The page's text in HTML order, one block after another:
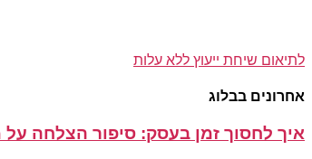
לתיאום שיחת ייעוץ ללא עלות
אחרונים בבלוג
איך לחסוך זמן בעסק: סיפור הצלחה על מטפל